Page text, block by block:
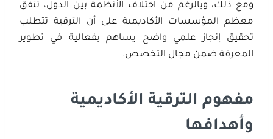
ومع ذلك، وبالرغم من اختلاف الأنظمة بين الدول، تتفق
معظم المؤسسات الأكاديمية على أن الترقية تتطلب
تحقيق إنجاز علمي واضح يساهم بفعالية في تطوير
المعرفة ضمن مجال التخصص.
مفهوم الترقية الأكاديمية
وأهدافها